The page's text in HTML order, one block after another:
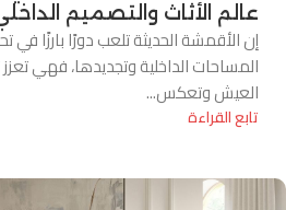
عالم الأثاث والتصميم
إن الأقمشة الحديثة تلعب دورًا بارزًا في
المساحات الداخلية وتجديدها، فهي تعزز
العيش وتعكس...
تابع القراءة